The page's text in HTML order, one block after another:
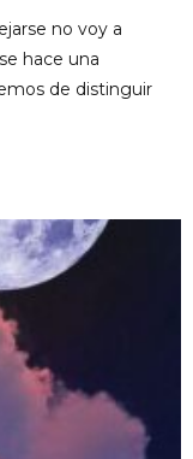
no voy a
hace una
de distinguir